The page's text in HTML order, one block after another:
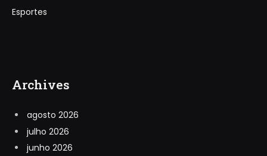
Esportes
Archives
agosto 2026
julho 2026
junho 2026